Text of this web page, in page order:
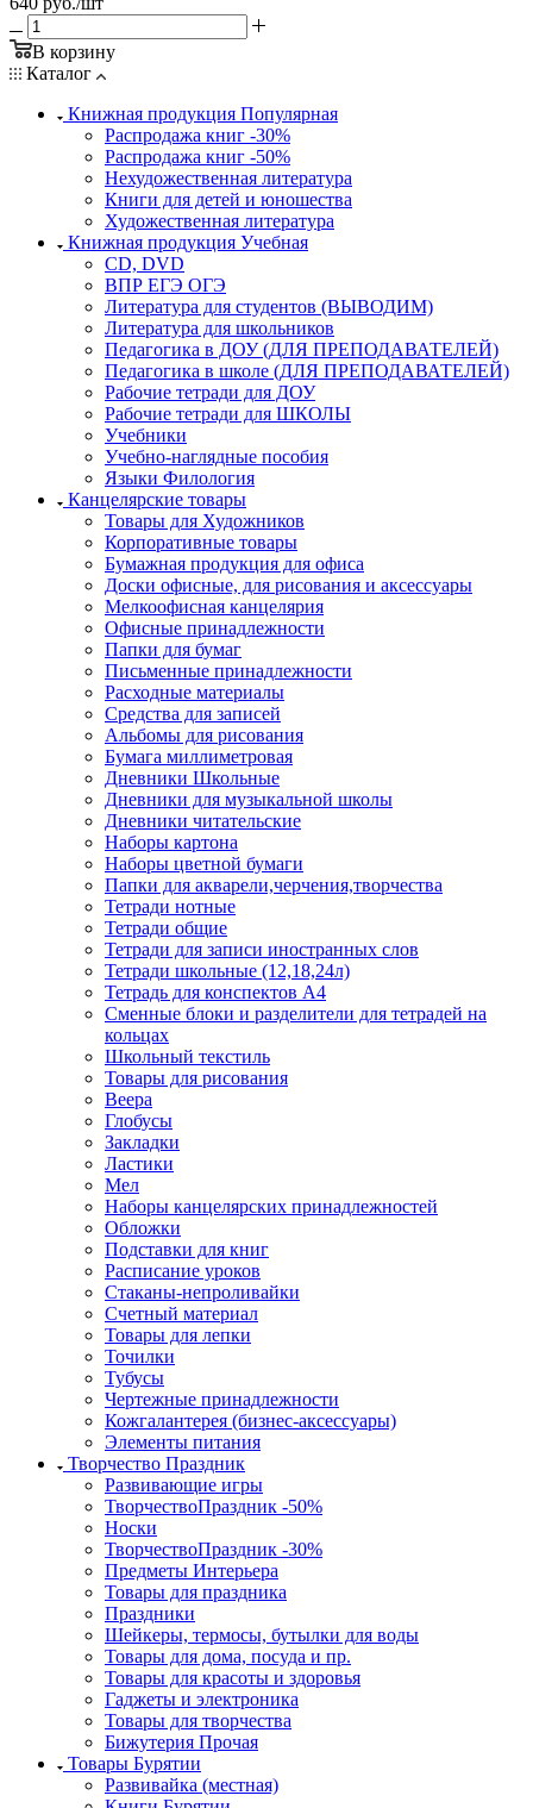
В корзину
Каталог
Книжная продукция Популярная
Распродажа книг -30%
Распродажа книг -50%
Нехудожественная литература
Книги для детей и юношества
Художественная литература
Книжная продукция Учебная
CD, DVD
ВПР ЕГЭ ОГЭ
Литература для студентов (ВЫВОДИМ)
Литература для школьников
Педагогика в ДОУ (ДЛЯ ПРЕПОДАВАТЕЛЕЙ)
Педагогика в школе (ДЛЯ ПРЕПОДАВАТЕЛЕЙ)
Рабочие тетради для ДОУ
Рабочие тетради для ШКОЛЫ
Учебники
Учебно-наглядные пособия
Языки Филология
Канцелярские товары
Товары для Художников
Корпоративные товары
Бумажная продукция для офиса
Доски офисные, для рисования и аксессуары
Мелкоофисная канцелярия
Офисные принадлежности
Папки для бумаг
Письменные принадлежности
Расходные материалы
Средства для записей
Альбомы для рисования
Бумага миллиметровая
Дневники Школьные
Дневники для музыкальной школы
Дневники читательские
Наборы картона
Наборы цветной бумаги
Папки для акварели,черчения,творчества
Тетради нотные
Тетради общие
Тетради для записи иностранных слов
Тетради школьные (12,18,24л)
Тетрадь для конспектов А4
Сменные блоки и разделители для тетрадей на
кольцах
Школьный текстиль
Товары для рисования
Веера
Глобусы
Закладки
Ластики
Мел
Наборы канцелярских принадлежностей
Обложки
Подставки для книг
Расписание уроков
Стаканы-непроливайки
Счетный материал
Товары для лепки
Точилки
Тубусы
Чертежные принадлежности
Кожгалантерея (бизнес-аксессуары)
Элементы питания
Творчество Праздник
Развивающие игры
ТворчествоПраздник -50%
Носки
ТворчествоПраздник -30%
Предметы Интерьера
Товары для праздника
Праздники
Шейкеры, термосы, бутылки для воды
Товары для дома, посуда и пр.
Товары для красоты и здоровья
Гаджеты и электроника
Товары для творчества
Бижутерия Прочая
Товары Бурятии
Развивайка (местная)